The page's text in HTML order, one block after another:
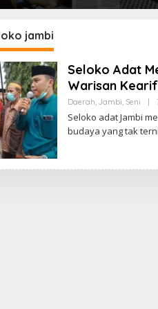
jambi
Seloko Adat
Warisan
Daerah Jambi Seni |
Seloko adat Jambi
budaya yang tak